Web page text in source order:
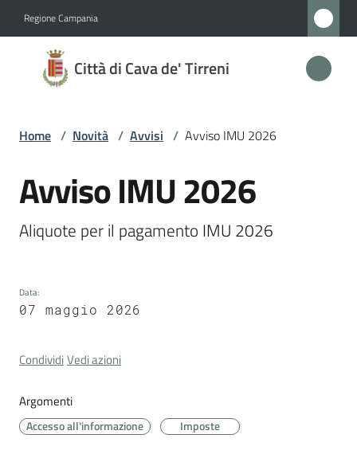
Regione Campania
Città di Cava de' Tirreni
Città
di
de'
Tirreni
Amministrazione
Servizi
Vivere
Cava
Tirreni
Home / Novità / Avvisi / Avviso IMU 2026
Salta al contenuto
Avviso IMU 2026
Aliquote per il pagamento IMU 2026
Data:
07 maggio 2026
CondividiVedi azioni
Argomenti
Accesso all'informazione Imposte